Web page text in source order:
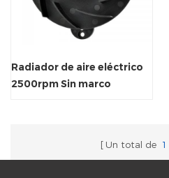
Radiador de aire eléctrico
2500rpm Sin marco
Un total de 1